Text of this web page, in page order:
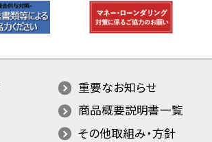
重要なお知らせ
商品概要説明書一覧
その他取組み・方針